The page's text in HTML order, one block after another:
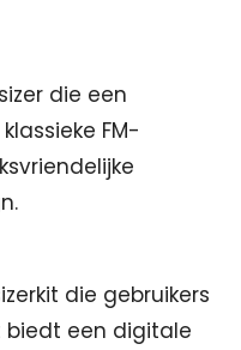
die een
FM-
die gebruikers
biedt een digitale